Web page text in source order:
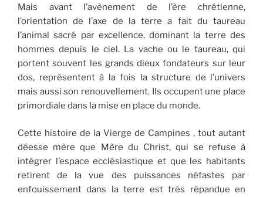
Mais avant l’avènement de l’ère chrétienne,
l’orientation de l’axe de la terre a fait du taureau
l’animal sacré par excellence, dominant la terre des
hommes depuis le ciel. La vache ou le taureau, qui
portent souvent les grands dieux fondateurs sur leur
dos, représentent à la fois la structure de l’univers
mais aussi son renouvellement. Ils occupent une place
primordiale dans la mise en place du monde.
Cette histoire de la Vierge de Campines , tout autant
déesse mère que Mère du Christ, qui se refuse à
intégrer l’espace ecclésiastique et que les habitants
retirent de la vue des puissances néfastes par
enfouissement dans la terre est très répandue en